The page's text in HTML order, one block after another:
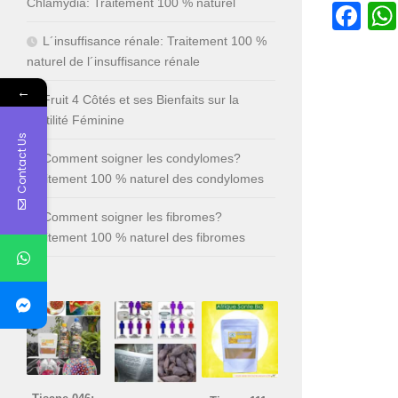
L´insuffisance rénale: Traitement 100 %
naturel de l´insuffisance rénale
Fruit 4 Côtés et ses Bienfaits sur la
Fertilité Féminine
Comment soigner les condylomes?
Traitement 100 % naturel des condylomes
Comment soigner les fibromes?
Traitement 100 % naturel des fibromes
←
Contact Us